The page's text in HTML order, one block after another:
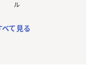
ル
て見る